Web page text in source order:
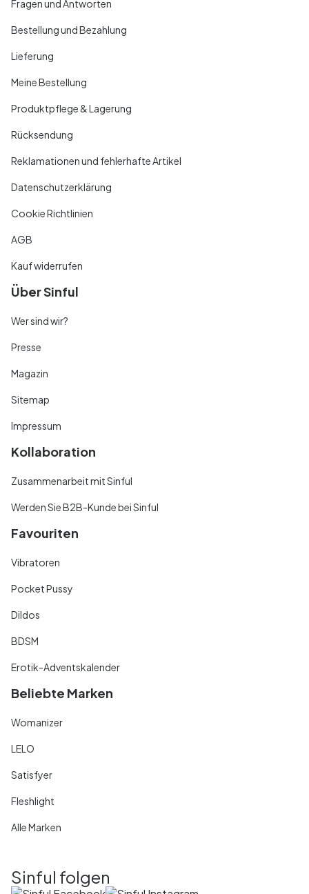
Fragen und Antworten
Bestellung und Bezahlung
Lieferung
Meine Bestellung
Produktpflege & Lagerung
Rücksendung
Reklamationen und fehlerhafte Artikel
Datenschutzerklärung
Cookie Richtlinien
AGB
Kauf widerrufen
Über Sinful
Wer sind wir?
Presse
Magazin
Sitemap
Impressum
Kollaboration
Zusammenarbeit mit Sinful
Werden Sie B2B-Kunde bei Sinful
Favouriten
Vibratoren
Pocket Pussy
Dildos
BDSM
Erotik-Adventskalender
Beliebte Marken
Womanizer
LELO
Satisfyer
Fleshlight
Alle Marken
Sinful folgen